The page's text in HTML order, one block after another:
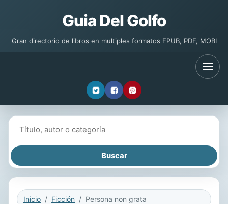
Guia Del Golfo
Gran directorio de libros en multiples formatos EPUB, PDF, MOBI
Inicio Ficción Persona non grata